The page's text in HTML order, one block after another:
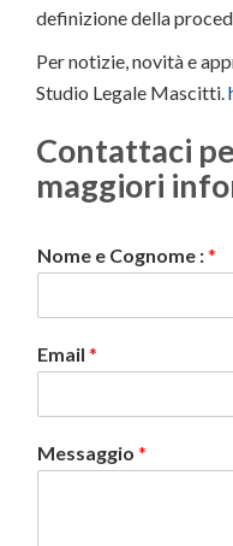
definizione della
Per notizie, novità e
Studio Legale Mascitti.
Contattaci
maggiori
Nome e Cognome :*
Email *
Messaggio *